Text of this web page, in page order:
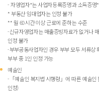
- 자영업자*는 사업자등록증명과 소득증명
* 부동산 임대업자는 인정 불가
** 월 60시간 이상 근로에 준하는 수준
-신규자영업자는 매출증빙자료가 없거나
인정 불가
-부부공동사업자인 경우 부부 모두 서류상
부부 중 1인 인정 가능
예술인
-「예술인 복지법 시행령」에 따른 예술인
인정)